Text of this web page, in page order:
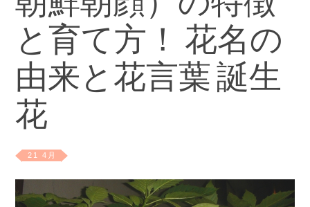
と育て方！ 花名の
由来と花言葉 誕生
花
21 4月